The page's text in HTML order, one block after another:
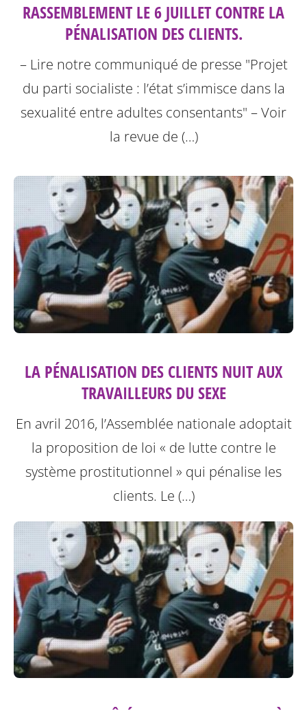
RASSEMBLEMENT LE 6 JUILLET CONTRE LA
PÉNALISATION DES CLIENTS.
– Lire notre communiqué de presse "Projet
du parti socialiste : l’état s’immisce dans la
sexualité entre adultes consentants" – Voir
la revue de (…)
LA PÉNALISATION DES CLIENTS NUIT AUX
TRAVAILLEURS DU SEXE
En avril 2016, l’Assemblée nationale adoptait
la proposition de loi « de lutte contre le
système prostitutionnel » qui pénalise les
clients. Le (…)